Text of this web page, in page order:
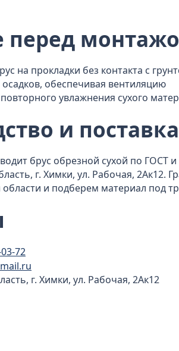
перед
на прокладки без контакта с
обеспечивая вентиляцию
увлажнения сухого
и
брус обрезной сухой по ГОСТ
г. Химки, ул. Рабочая, 2Ак12.
и подберем материал под
72
г. Химки, ул. Рабочая, 2Ак12